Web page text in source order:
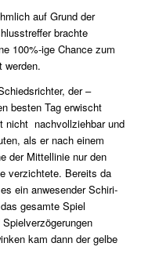
auf Grund der
brachte
100%-ige Chance zum
werden.
der –
besten Tag erwischt
nicht nachvollziehbar und
als er nach einem
der Mittellinie nur den
verzichtete. Bereits da
ein anwesender Schiri-
gesamte Spiel
kam dann der gelbe